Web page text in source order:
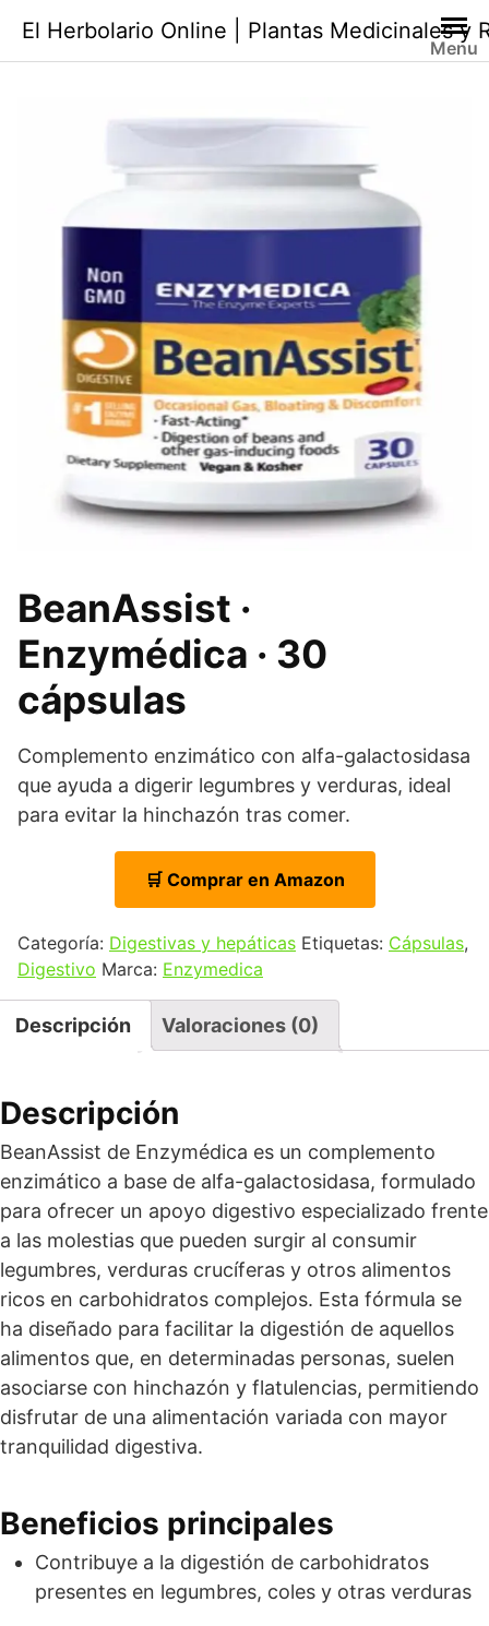
contenido
El Herbolario Online | Plantas Medicinales y
Menu
BeanAssist ·
Enzymédica · 30
cápsulas
Complemento enzimático con alfa-galactosidasa
que ayuda a digerir legumbres y verduras, ideal
para evitar la hinchazón tras comer.
🛒 Comprar en Amazon
Categoría: Digestivas y hepáticas Etiquetas: Cápsulas,
Digestivo Marca: Enzymedica
Descripción Valoraciones (0)
Descripción
BeanAssist de Enzymédica es un complemento
enzimático a base de alfa-galactosidasa, formulado
para ofrecer un apoyo digestivo especializado frente
a las molestias que pueden surgir al consumir
legumbres, verduras crucíferas y otros alimentos
ricos en carbohidratos complejos. Esta fórmula se
ha diseñado para facilitar la digestión de aquellos
alimentos que, en determinadas personas, suelen
asociarse con hinchazón y flatulencias, permitiendo
disfrutar de una alimentación variada con mayor
tranquilidad digestiva.
Beneficios principales
Contribuye a la digestión de carbohidratos
presentes en legumbres, coles y otras verduras